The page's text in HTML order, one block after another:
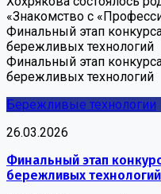
«Знакомство с
Финальный этап
бережливых технологий
Финальный этап
бережливых технологий
Бережливые технологии
26.03.2026
Финальный этап
бережливых технологий